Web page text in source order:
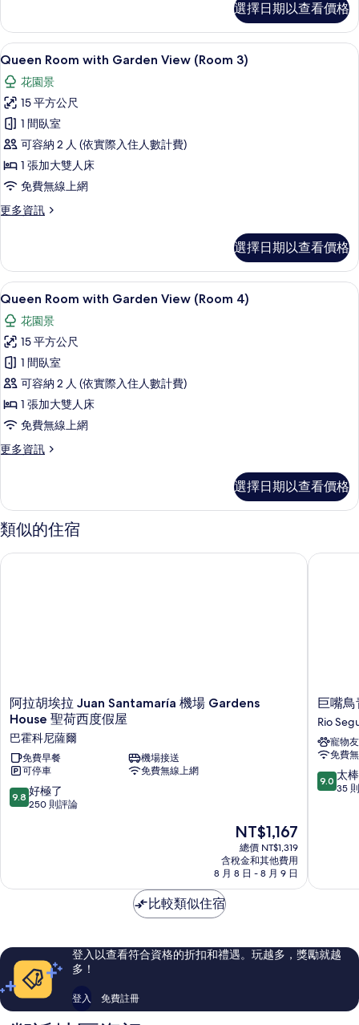
有
相
片
with
Garden
View
(Room
2)
的
詳
情
選擇日期以查看價格
顯
示
Queen
Room
with
Garden
View
(Room
3)
有
相
片
Queen Room with Garden View
32
Queen Room with Garden View (Room 3)
花園景
15 平方公尺
1 間臥室
可容納 2 人 (依實際入住人數計費)
1 張加大雙人床
免費無線上網
更多資訊
更
with
Garden
View
(Room
3)
的
詳
情
選擇日期以查看價格
顯
示
Queen
Room
with
Garden
View
(Room
4)
有
相
Queen Room with Garden View
36
Queen Room with Garden View (Room 4)
花園景
15 平方公尺
1 間臥室
可容納 2 人 (依實際入住人數計費)
1 張加大雙人床
免費無線上網
更多資訊
更
with
Garden
View
(Room
4)
選擇日期以查看價格
類似的住宿
阿
拉
埃
拉
Juan
Santamaría
機
西
巴
霍
尼
阿拉胡埃拉 Juan Santamaría 機場 Gardens
House 聖荷西度假屋
巴霍科尼薩爾
免費早餐
機場接送
可停車
免費無線上網
9.8
分，
極
評
論
9.8 好極了
250 則評論
現
在
價
格
為
NT$1,167
總價 NT$1,319
含稅金和其他費用
8 月 8 日 - 8 月 9 日
阿拉胡埃拉 Juan Santamaría 機場 Gardens House 聖荷西度假
巨
嘴
鳥
青
年
旅
舍
巨嘴
Rio
寵物
免費
9.0
分，
了，
論
9.0 太
35
巨嘴鳥
比較類似住宿
登入以查看符合資格的折扣和禮遇。玩越多，獎勵就越
多！
登入 免費註冊